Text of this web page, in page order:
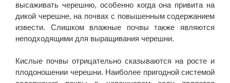
высаживать черешню, особенно когда она привита на
дикой черешне, на почвах с повышенным содержанием
извести. Слишком влажные почвы также являются
неподходящими для выращивания черешни.
Кислые почвы отрицательно сказываются на росте и
плодоношении черешни. Наиболее пригодной системой